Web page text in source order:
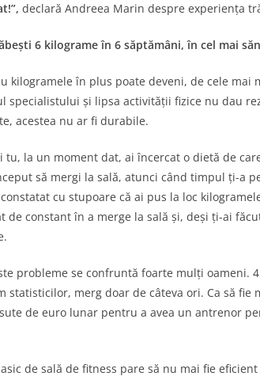
declară Andreea Marin despre experiența
6 kilograme în 6 săptămâni, în cel mai
kilogramele în plus poate deveni, de cele
specialistului și lipsa activității fizice nu dau
acestea nu ar fi durabile.
tu, la un moment dat, ai încercat o dietă de
să mergi la sală, atunci când timpul ți-a
cu stupoare că ai pus la loc
de constant în a merge la sală și, deși ți-ai
probleme se confruntă foarte mulți oameni.
statisticilor, merg doar de câteva ori. Ca să
de euro lunar pentru a avea un antrenor
de sală de fitness pare să nu mai fie